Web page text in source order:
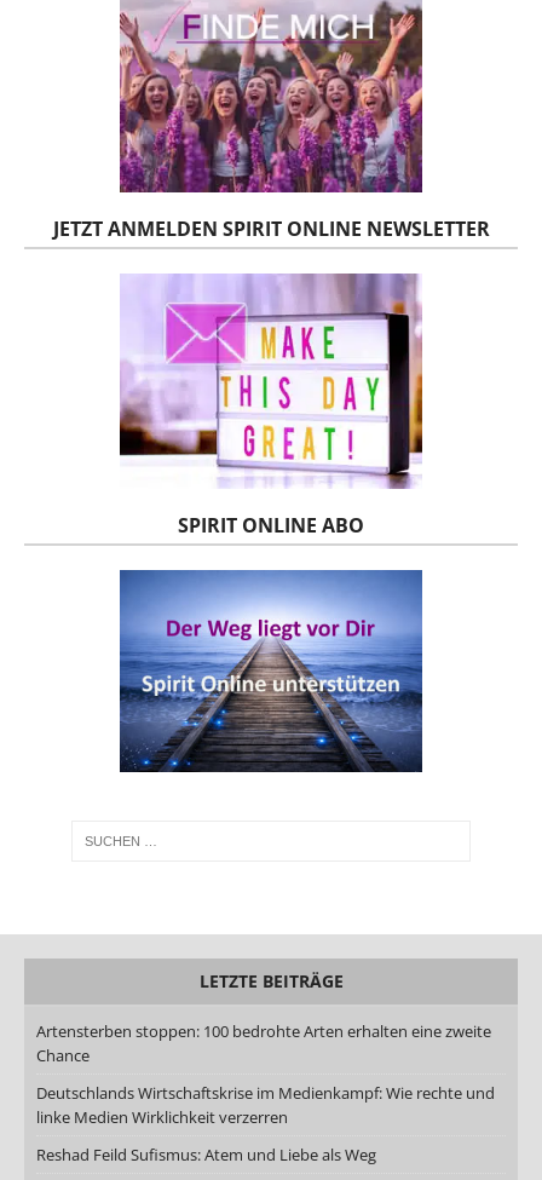
JETZT ANMELDEN SPIRIT ONLINE NEWSLETTER
SPIRIT ONLINE ABO
LETZTE BEITRÄGE
Artensterben stoppen: 100 bedrohte Arten erhalten eine zweite
Chance
Deutschlands Wirtschaftskrise im Medienkampf: Wie rechte und
linke Medien Wirklichkeit verzerren
Reshad Feild Sufismus: Atem und Liebe als Weg